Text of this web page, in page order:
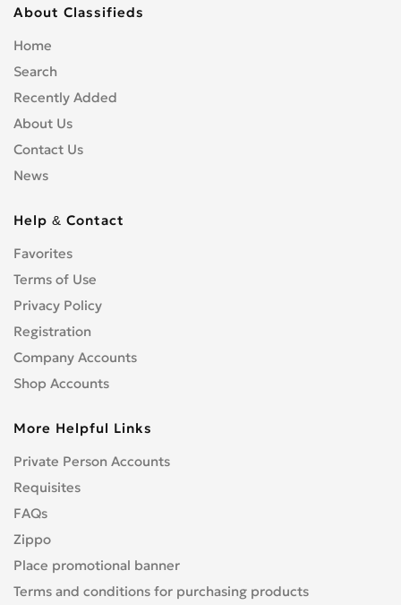
About Classifieds
Home
Search
Recently Added
About Us
Contact Us
News
Help & Contact
Favorites
Terms of Use
Privacy Policy
Registration
Company Accounts
Shop Accounts
More Helpful Links
Private Person Accounts
Requisites
FAQs
Zippo
Place promotional banner
Terms and conditions for purchasing products